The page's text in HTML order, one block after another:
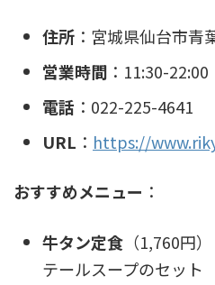
住所 ：宮城県仙台市
営業時間 ：11:30-22:00
電話 ：022-225-4641
URL ： https://
おすすめメニュー ：
牛タン定食 （1,760円
テールスープのセット